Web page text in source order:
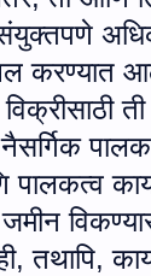
संयुक्तपणे
करण्‍यात
विक्रीसाठी
पालकत्व
,तथापि,